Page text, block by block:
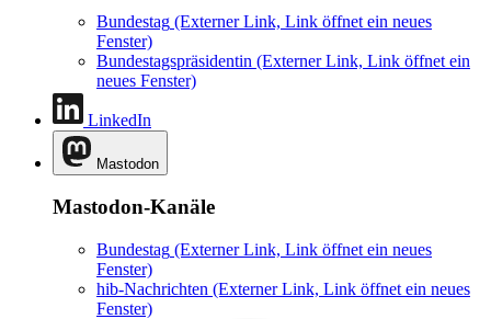
Bundestag (Externer Link, Link öffnet ein neues
Fenster)
Bundestagspräsidentin (Externer Link, Link öffnet ein
neues Fenster)
LinkedIn
Mastodon
Mastodon-Kanäle
Bundestag (Externer Link, Link öffnet ein neues
Fenster)
hib-Nachrichten (Externer Link, Link öffnet ein neues
Fenster)